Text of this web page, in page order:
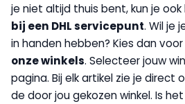
je niet altijd thuis bent, kun je ook
bij een DHL servicepunt. Wil je
in handen hebben? Kies dan voor
onze winkels. Selecteer jouw
pagina. Bij elk artikel zie je direct
de door jou gekozen winkel. Is